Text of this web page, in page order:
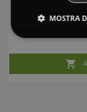

MOSTRA